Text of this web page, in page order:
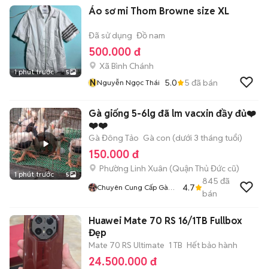
1 phút trước 5
Áo sơ mi Thom Browne size XL
Đã sử dụng Đồ nam
500.000 đ
Xã Bình Chánh
NNguyễn Ngọc Thái 5.0 5 đã bán
1 phút trước 5
Gà giống 5-6lg đã lm vacxin đầy đủ❤️
❤️❤️
Gà Đông Tảo Gà con (dưới 3 tháng tuổi)
150.000 đ
Phường Linh Xuân (Quận Thủ Đức cũ)
Chuyên Cung Cấp Gà
4.7
845 đã
bán
Huawei Mate 70 RS 16/1TB Fullbox
Đẹp
Mate 70 RS Ultimate 1 TB Hết bảo hành
24.500.000 đ